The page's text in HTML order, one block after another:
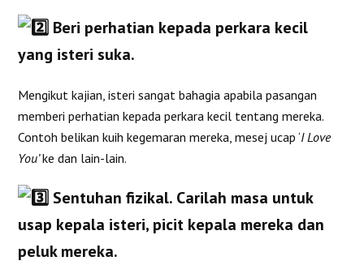
Beri perhatian kepada perkara kecil
yang isteri suka.
Mengikut kajian, isteri sangat bahagia apabila pasangan
memberi perhatian kepada perkara kecil tentang mereka.
Contoh belikan kuih kegemaran mereka, mesej ucap ‘I Love
You’ke dan lain-lain.
Sentuhan fizikal. Carilah masa untuk
usap kepala isteri, picit kepala mereka dan
peluk mereka.